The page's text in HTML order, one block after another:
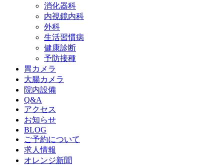
消化器科
内視鏡内科
外科
生活習慣病
健康診断
予防接種
胃カメラ
大腸カメラ
院内設備
Q&A
アクセス
お知らせ
BLOG
ご予約について
求人情報
オレンジ新聞